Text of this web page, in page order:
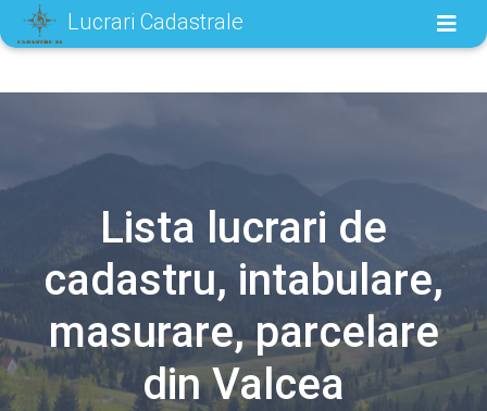
Lucrari Cadastrale
Lista lucrari de
cadastru, intabulare,
masurare, parcelare
din Valcea